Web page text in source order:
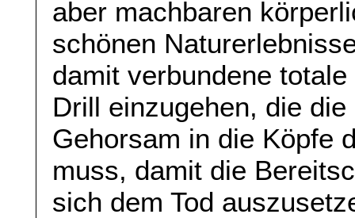
aber machbaren
schönen
damit verbundene
Drill einzugehen, die
Gehorsam in die Köpfe
muss, damit die
sich dem Tod